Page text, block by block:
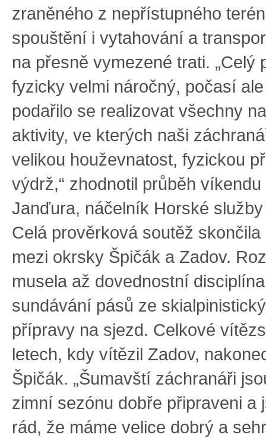
zraněného z nepřístupného
spouštění i vytahování a
na přesně vymezené trati. „Celý
fyzicky velmi náročný, počasí
podařilo se realizovat všechny
aktivity, ve kterých naši
velikou houževnatost, fyzickou
výdrž,“ zhodnotil průběh víkendu
Janďura, náčelník Horské
Celá prověrková soutěž
mezi okrsky Špičák a Zadov.
musela až dovednostní
sundávání pásů ze
přípravy na sjezd. Celkové
letech, kdy vítězil Zadov,
Špičák. „Šumavští záchranáři
zimní sezónu dobře připraveni a
rád, že máme velice dobrý a